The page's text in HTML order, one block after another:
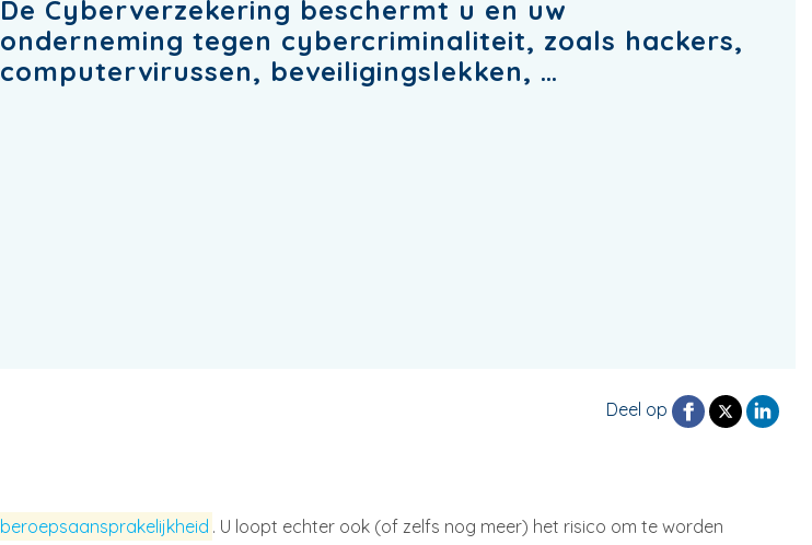
De Cyberverzekering beschermt u en uw
onderneming tegen cybercriminaliteit, zoals hackers,
computervirussen, beveiligingslekken, …
Deel op
beroepsaansprakelijkheid . U loopt echter ook (of zelfs nog meer) het risico om te worden